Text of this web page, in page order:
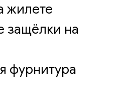
жилете
защёлки на
фурнитура